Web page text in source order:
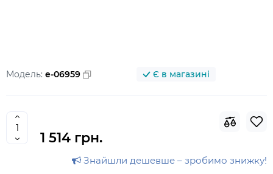
Модель: e-06959 Є в магазині
1 514 грн.
Знайшли дешевше – зробимо знижку!